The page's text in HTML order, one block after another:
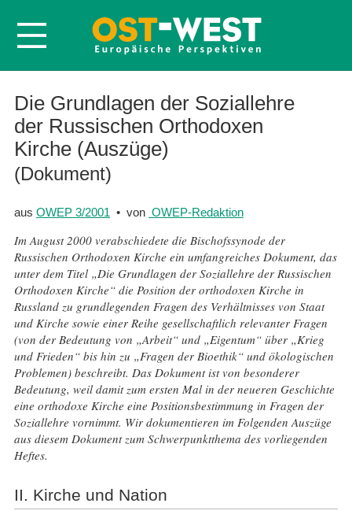
Startseite
Über OWEP
Volltexte
Probeheft
Kontakt
Die Grundlagen der Soziallehre
der Russischen Orthodoxen
Kirche (Auszüge)
(Dokument)
aus OWEP 3/2001 • von OWEP-Redaktion
Im August 2000 verabschiedete die Bischofssynode der
Russischen Orthodoxen Kirche ein umfangreiches Dokument, das
unter dem Titel „Die Grundlagen der Soziallehre der Russischen
Orthodoxen Kirche“ die Position der orthodoxen Kirche in
Russland zu grundlegenden Fragen des Verhältnisses von Staat
und Kirche sowie einer Reihe gesellschaftlich relevanter Fragen
(von der Bedeutung von „Arbeit“ und „Eigentum“ über „Krieg
und Frieden“ bis hin zu „Fragen der Bioethik“ und ökologischen
Problemen) beschreibt. Das Dokument ist von besonderer
Bedeutung, weil damit zum ersten Mal in der neueren Geschichte
eine orthodoxe Kirche eine Positionsbestimmung in Fragen der
Soziallehre vornimmt. Wir dokumentieren im Folgenden Auszüge
aus diesem Dokument zum Schwerpunktthema des vorliegenden
Heftes.
II. Kirche und Nation